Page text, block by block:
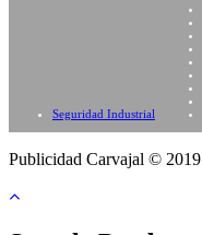
Seguridad Industrial
Publicidad Carvajal © 2019